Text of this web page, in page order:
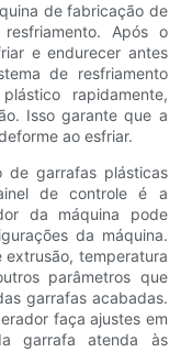
de fabricação de
Após o
e endurecer antes
de resfriamento
rapidamente,
Isso garante que a
ao esfriar.
de garrafas plásticas
de controle é a
da máquina pode
da máquina.
extrusão, temperatura
parâmetros que
garrafas acabadas.
faça ajustes em
garrafa atenda às